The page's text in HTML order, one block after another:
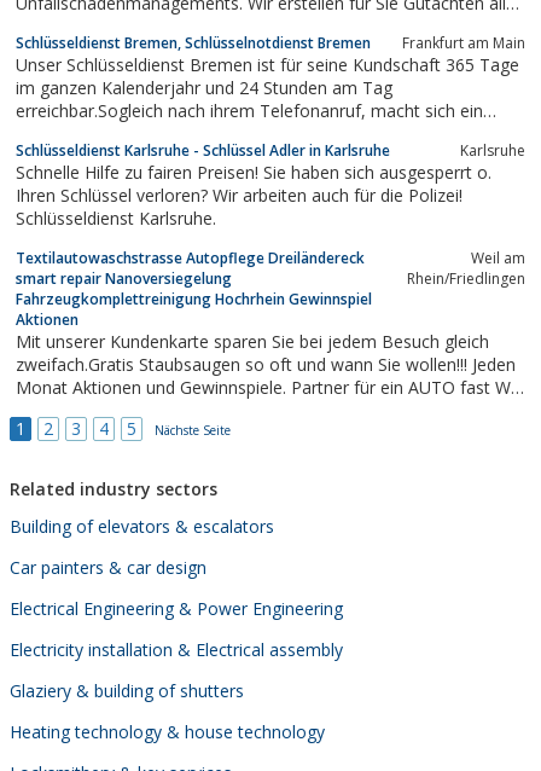
erhalten Sie Ihr Gutachten innerhalb von 24 Stunden.Wir nehmen
uns Zeit für Ihr...
Schlüsseldienst Bremen, Schlüsselnotdienst Bremen Frankfurt am Main
Unser Schlüsseldienst Bremen ist für seine Kundschaft 365 Tage
im ganzen Kalenderjahr und 24 Stunden am Tag
erreichbar.Sogleich nach ihrem Telefonanruf, macht sich ein
Notsituation tatkräftig zu unterstützen.Bei uns gibt es immer
günstige Festpreise und es findet...
Schlüsseldienst Karlsruhe - Schlüssel Adler in Karlsruhe Karlsruhe
Schnelle Hilfe zu fairen Preisen! Sie haben sich ausgesperrt o.
Ihren Schlüssel verloren? Wir arbeiten auch für die Polizei!
Schlüsseldienst Karlsruhe.
Textilautowaschstrasse Autopflege Dreiländereck
smart repair Nanoversiegelung
Fahrzeugkomplettreinigung Hochrhein Gewinnspiel
Aktionen
Weil am
Rhein/Friedlingen
Mit unserer Kundenkarte sparen Sie bei jedem Besuch gleich
zweifach.Gratis Staubsaugen so oft und wann Sie wollen!!! Jeden
Monat Aktionen und Gewinnspiele. Partner für ein AUTO fast WIE
Rhein Friedlingen. Smartrepair und Fahrzeugkomplettreinigung
1 2 3 4 5 Nächste Seite
Related industry sectors
Building of elevators & escalators
Car painters & car design
Electrical Engineering & Power Engineering
Electricity installation & Electrical assembly
Glaziery & building of shutters
Heating technology & house technology